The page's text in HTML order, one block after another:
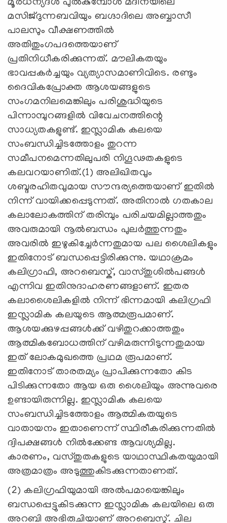
മൂർധന്യദശ പുൽകുമ്പോൾ മദീനയിലെ
മസിജ്ദുന്നബവിയും ബഗ്ദാദിലെ അബ്ബാസീ
പാലസും വീക്ഷണത്തിൽ
അതിതുംഗപദത്തെയാണ്‌
പ്രതിനിധീകരിക്കുന്നത്‌. മൗലികതയും
ഭാവപ്പകർച്ചയും വ്യത്യാസമാണിവിടെ. രണ്ടും
ദൈവികപ്രോക്ത ആശയങ്ങളുടെ
സംഗമനിലമെങ്കിലും പരിശുദ്ധിയുടെ
പിന്നാമ്പുറങ്ങളിൽ വിവേചനത്തിന്റെ
സാധ്യതകളുണ്ട്‌. ഇസ്ലാമിക കലയെ
സംബന്ധിച്ചിടത്തോളം തുറന്ന
സമീപനമെന്നതിലുപരി നിഗൂഢതകളുടെ
കലവറയാണിത്‌.(1) അലിഖിതവും
ശബ്ദരഹിതവുമായ സൗന്ദര്യത്തെയാണ്‌ ഇതിൽ
നിന്ന്‌ വായിക്കപ്പെടുന്നത്‌. അതിനാൽ ഗതകാല
കലാലോകത്തിന്‌ തരിമ്പും പരിചയമില്ലാത്തതും
അവരുമായി നൂൽബന്ധം പുലർത്തുന്നതും
അവരിൽ ഇഴുകിച്ചേർന്നതുമായ പല ശൈലികളും
ഇതിനോട്‌ ബന്ധപ്പെട്ടിരിക്കുന്നു. യഥാക്രമം
കലിഗ്രാഫി, അറബെസ്ക്‌, വാസ്തുശിൽപങ്ങൾ
എന്നിവ ഇതിനുദാഹരണങ്ങളാണ്‌. ഇതര
കലാശൈലികളിൽ നിന്ന്‌ ഭിന്നമായി കലിഗ്രഫി
ഇസ്ലാമിക കലയുടെ ആത്മരൂപമാണ്‌.
ആശയക്കുഴപ്പങ്ങൾക്ക്‌ വഴിതുറക്കാത്തതും
ആത്മികബോധത്തിന്‌ വഴിമരുന്നിടുന്നതുമായ
ഇത്‌ ലോകമുഖത്തെ പ്രഥമ രൂപമാണ്‌.
ഇതിനോട്‌ താരതമ്യം പ്രാപിക്കുന്നതോ കിട
പിടിക്കുന്നതോ ആയ ഒരു ശൈലിയും അന്നുവരെ
ഉണ്ടായിരുന്നില്ല. ഇസ്ലാമിക കലയെ
സംബന്ധിച്ചിടത്തോളം ആത്മികതയുടെ
വാതായനം ഇതാണെന്ന്‌ സ്ഥിരീകരിക്കുന്നതിൽ
ദ്വിപക്ഷങ്ങൾ നിൽക്കേണ്ട ആവശ്യമില്ല.
കാരണം, വസ്തുതകളുടെ യാഥാസ്ഥികതയുമായി
അത്രമാത്രം അടുത്തുകിടക്കുന്നതാണത്‌.
(2) കലിഗ്രഫിയുമായി അൽപമായെങ്കിലും
ബന്ധപ്പെട്ടുകിടക്കുന്ന ഇസ്ലാമിക കലയിലെ ഒരു
അറബി അഭിരുചിയാണ്‌ അറബെസ്ക്‌. ചില